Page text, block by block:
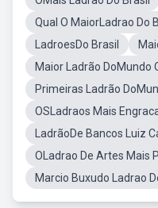
Qual O MaiorLadrao Do
LadroesDo Brasil
Maior Ladrão DoMundo
Primeiras Ladrão
OSLadraos Mais
LadrãoDe Bancos Luiz
OLadrao De Artes Mais
Marcio Buxudo Ladrao